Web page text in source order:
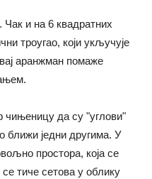
Чак и на 6 квадратних
троугао, који укључује
аранжман помаже
чињеницу да су "углови"
ближи једни другима. У
простора, која се
тиче сетова у облику